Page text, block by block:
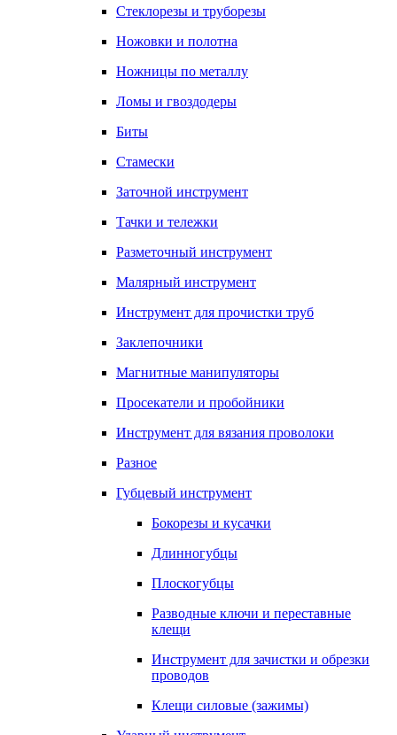
Стеклорезы и труборезы
Ножовки и полотна
Ножницы по металлу
Ломы и гвоздодеры
Биты
Стамески
Заточной инструмент
Тачки и тележки
Разметочный инструмент
Малярный инструмент
Инструмент для прочистки труб
Заклепочники
Магнитные манипуляторы
Просекатели и пробойники
Инструмент для вязания проволоки
Разное
Губцевый инструмент
Бокорезы и кусачки
Длинногубцы
Плоскогубцы
Разводные ключи и переставные
клещи
Инструмент для зачистки и обрезки
проводов
Клещи силовые (зажимы)